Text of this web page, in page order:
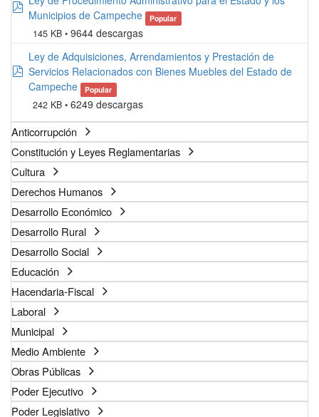
pdf
Municipios de Campeche
Popular
145 KB 9644 descargas
pdf
Ley de Adquisiciones, Arrendamientos y Prestación de
Servicios Relacionados con Bienes Muebles del Estado de
Campeche
Popular
242 KB 6249 descargas
Anticorrupción
Constitución y Leyes Reglamentarias
Cultura
Derechos Humanos
Desarrollo Económico
Desarrollo Rural
Desarrollo Social
Educación
Hacendaria-Fiscal
Laboral
Municipal
Medio Ambiente
Obras Públicas
Poder Ejecutivo
Poder Legislativo